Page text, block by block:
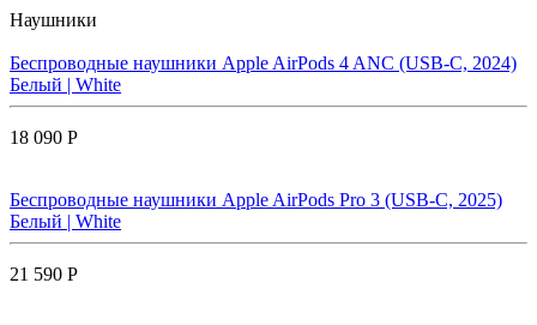
Наушники
Беспроводные наушники Apple AirPods 4 ANC (USB-C, 2024)
Белый | White
18 090 Р
Беспроводные наушники Apple AirPods Pro 3 (USB-C, 2025)
Белый | White
21 590 Р